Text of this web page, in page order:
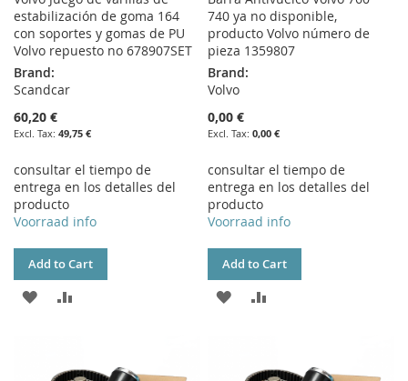
estabilización de goma 164
con soportes y gomas de PU
Volvo repuesto no 678907SET
Brand:
Scandcar
60,20 €
49,75 €
consultar el tiempo de
entrega en los detalles del
producto
Voorraad info
Add to Cart
ADD
740 ya no disponible,
producto Volvo número de
pieza 1359807
Brand:
Volvo
0,00 €
0,00 €
consultar el tiempo de
entrega en los detalles del
producto
Voorraad info
Add to Cart
ADD